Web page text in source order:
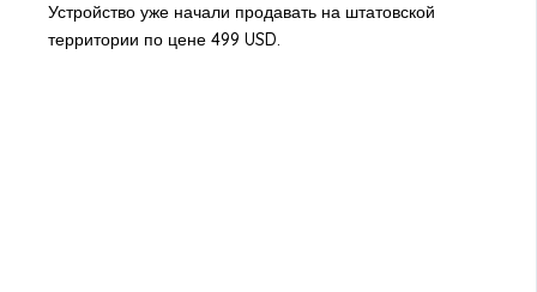
Устройство уже начали продавать на штатовской
территории по цене 499 USD.